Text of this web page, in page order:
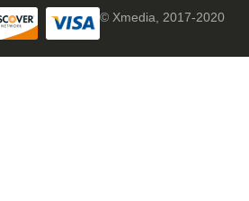
© Xmedia, 2017-2020